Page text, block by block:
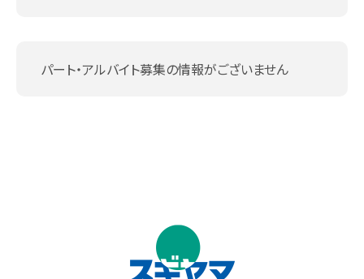
パート・アルバイト募集の情報がございません